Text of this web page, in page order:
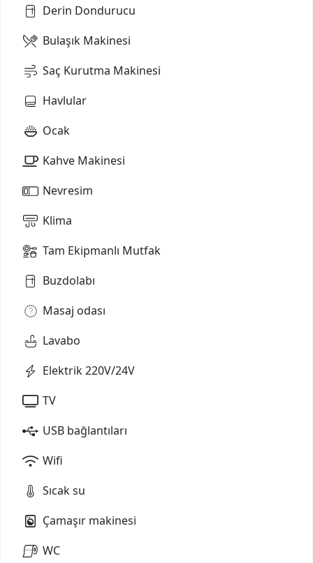
Derin Dondurucu
Bulaşık Makinesi
Saç Kurutma Makinesi
Havlular
Ocak
Kahve Makinesi
Nevresim
Klima
Tam Ekipmanlı Mutfak
Buzdolabı
Masaj odası
Lavabo
Elektrik 220V/24V
TV
USB bağlantıları
Wifi
Sıcak su
Çamaşır makinesi
WC